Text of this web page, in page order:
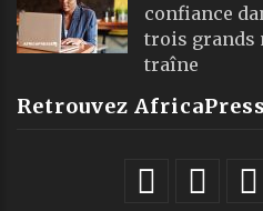
confiance
trois grands
traîne
Retrouvez